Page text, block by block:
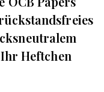
Heftchen